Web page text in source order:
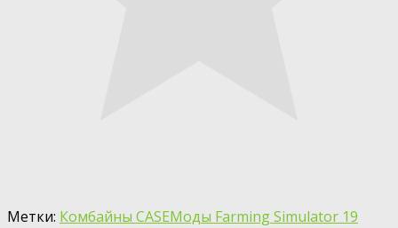
Метки: Комбайны CASEМоды Farming Simulator 19